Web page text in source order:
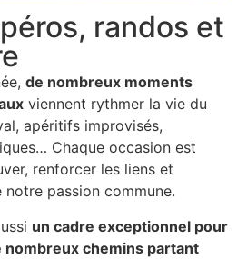
randos et
de nombreux moments
viennent rythmer la vie du
apéritifs improvisés,
Chaque occasion est
renforcer les liens et
passion commune.
un cadre exceptionnel pour
nombreux chemins partant